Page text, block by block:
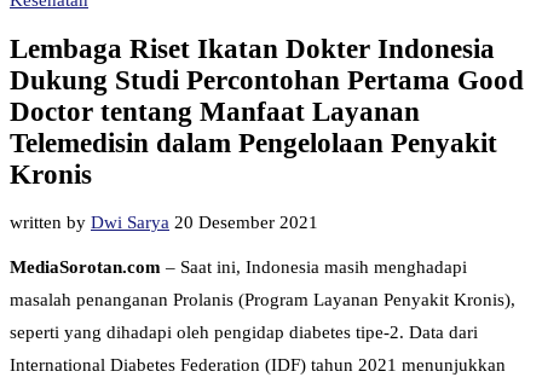
Lembaga Riset Ikatan Dokter Indonesia
Dukung Studi Percontohan Pertama Good
Doctor tentang Manfaat Layanan
Telemedisin dalam Pengelolaan Penyakit
Kronis
written by Dwi Sarya 20 Desember 2021
MediaSorotan.com – Saat ini, Indonesia masih menghadapi
masalah penanganan Prolanis (Program Layanan Penyakit Kronis),
seperti yang dihadapi oleh pengidap diabetes tipe-2. Data dari
International Diabetes Federation (IDF) tahun 2021 menunjukkan